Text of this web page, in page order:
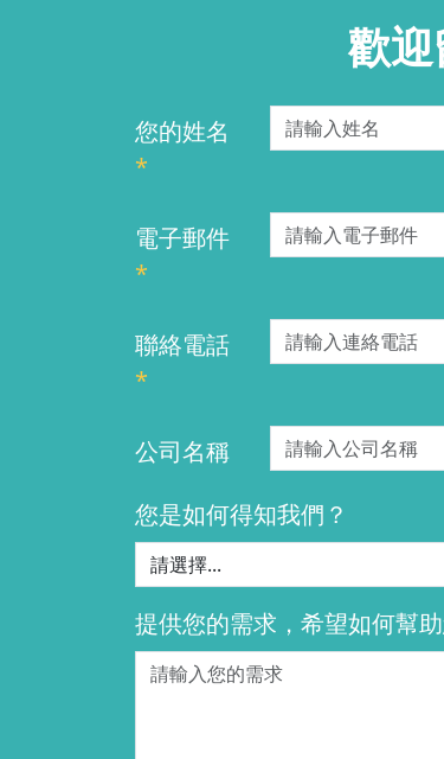
歡
您的姓名
*
電子郵件
*
聯絡電話
*
公司名稱
您是如何得知我們？
提供您的需求，希望如何幫